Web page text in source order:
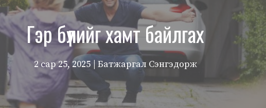
Гэр бүлийг хамт байлгах
2 сар 25, 2025 | Батжаргал Сэнгэдорж